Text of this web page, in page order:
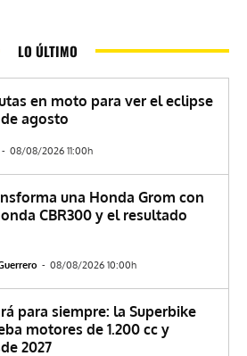
LO ÚLTIMO
en moto para ver el eclipse
agosto
- 08/08/2026 11:00h
una Honda Grom con
CBR300 y el resultado
- 08/08/2026 10:00h
para siempre: la Superbike
motores de 1.200 cc y
2027